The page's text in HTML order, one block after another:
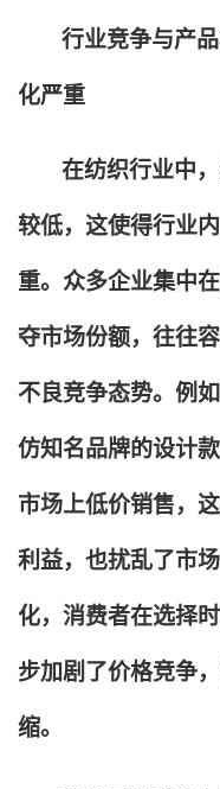
行业竞争与产
化严重
在纺织行业中
较低，这使得行业
重。众多企业集中
夺市场份额，往往
不良竞争态势。例
仿知名品牌的设计
市场上低价销售，
利益，也扰乱了市
化，消费者在选择
步加剧了价格竞争
缩。